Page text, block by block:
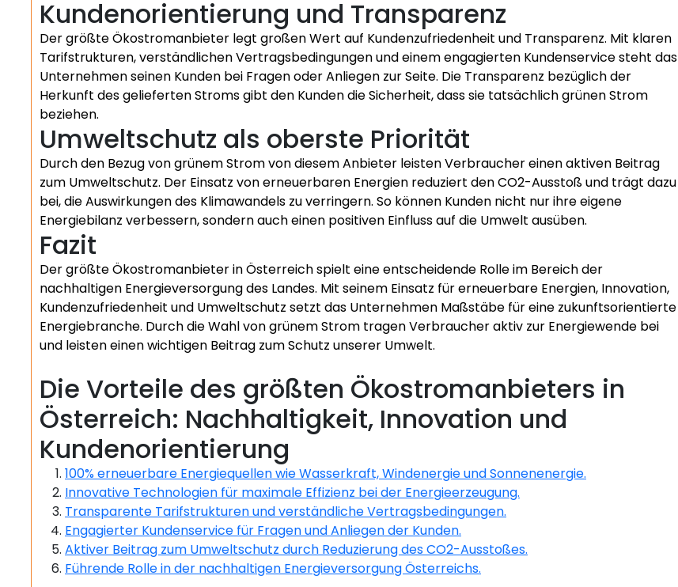
Kundenorientierung und Transparenz
Der größte Ökostromanbieter legt großen Wert auf Kundenzufriedenheit und Transparenz. Mit klaren
Tarifstrukturen, verständlichen Vertragsbedingungen und einem engagierten Kundenservice steht das
Unternehmen seinen Kunden bei Fragen oder Anliegen zur Seite. Die Transparenz bezüglich der
Herkunft des gelieferten Stroms gibt den Kunden die Sicherheit, dass sie tatsächlich grünen Strom
beziehen.
Umweltschutz als oberste Priorität
Durch den Bezug von grünem Strom von diesem Anbieter leisten Verbraucher einen aktiven Beitrag
zum Umweltschutz. Der Einsatz von erneuerbaren Energien reduziert den CO2-Ausstoß und trägt dazu
bei, die Auswirkungen des Klimawandels zu verringern. So können Kunden nicht nur ihre eigene
Energiebilanz verbessern, sondern auch einen positiven Einfluss auf die Umwelt ausüben.
Fazit
Der größte Ökostromanbieter in Österreich spielt eine entscheidende Rolle im Bereich der
nachhaltigen Energieversorgung des Landes. Mit seinem Einsatz für erneuerbare Energien, Innovation,
Kundenzufriedenheit und Umweltschutz setzt das Unternehmen Maßstäbe für eine zukunftsorientierte
Energiebranche. Durch die Wahl von grünem Strom tragen Verbraucher aktiv zur Energiewende bei
und leisten einen wichtigen Beitrag zum Schutz unserer Umwelt.
Die Vorteile des größten Ökostromanbieters in
Österreich: Nachhaltigkeit, Innovation und
Kundenorientierung
100% erneuerbare Energiequellen wie Wasserkraft, Windenergie und Sonnenenergie.
Innovative Technologien für maximale Effizienz bei der Energieerzeugung.
Transparente Tarifstrukturen und verständliche Vertragsbedingungen.
Engagierter Kundenservice für Fragen und Anliegen der Kunden.
Aktiver Beitrag zum Umweltschutz durch Reduzierung des CO2-Ausstoßes.
Führende Rolle in der nachhaltigen Energieversorgung Österreichs.